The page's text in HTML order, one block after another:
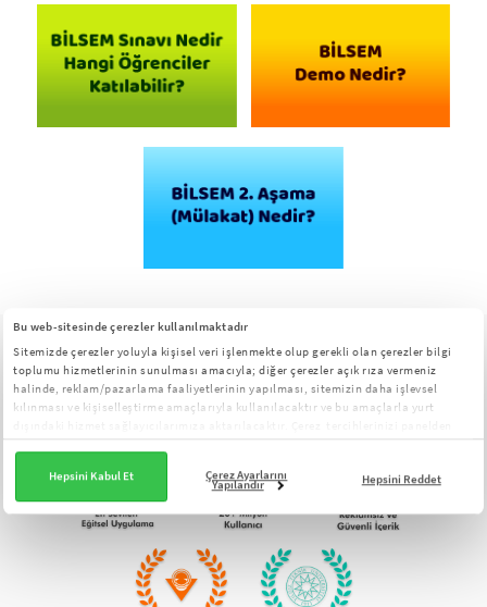
Bu web-sitesinde çerezler kullanılmaktadır
Sitemizde çerezler yoluyla kişisel veri işlenmekte olup gerekli olan çerezler bilgi
toplumu hizmetlerinin sunulması amacıyla; diğer çerezler açık rıza vermeniz
halinde, reklam/pazarlama faaliyetlerinin yapılması, sitemizin daha işlevsel
kılınması ve kişiselleştirme amaçlarıyla kullanılacaktır ve bu amaçlarla yurt
Hepsini Kabul Et Çerez Ayarlarını
Yapılandır Hepsini Reddet
UCLveYTÜonaylı.TÜBİTAKdestekli.
Pedagojik Ürünsertifikalı.